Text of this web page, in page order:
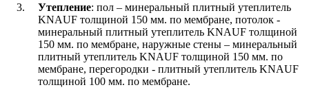
Утепление: пол – минеральный плитный утеплитель
KNAUF толщиной 150 мм. по мембране, потолок -
минеральный плитный утеплитель KNAUF толщиной
150 мм. по мембране, наружные стены – минеральный
плитный утеплитель KNAUF толщиной 150 мм. по
мембране, перегородки - плитный утеплитель KNAUF
толщиной 100 мм. по мембране.